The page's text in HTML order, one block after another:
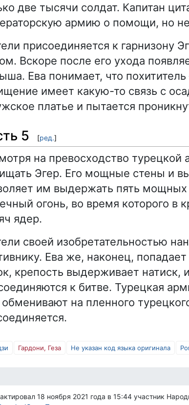
две тысячи солдат. Капитан
армию о помощи, но
присоединяется к гарнизону
Вскоре после его ухода
Ева понимает, что
имеет какую-то связь с
платье и пытается
5 [ред.]
на превосходство
Эгер. Его мощные стены и
им выдержать пять
огонь, во время которого в
ядер.
своей изобретательностью
Ева же, наконец,
крепость выдерживает
к битве. Турецкая
на пленного
Гардони, Геза Не указан код языка оригинала
18 ноября 2021 года в 15:44 участник